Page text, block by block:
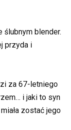
ślubnym blender.
przyda i
za 67-letniego
i jaki to syn
zostać jego